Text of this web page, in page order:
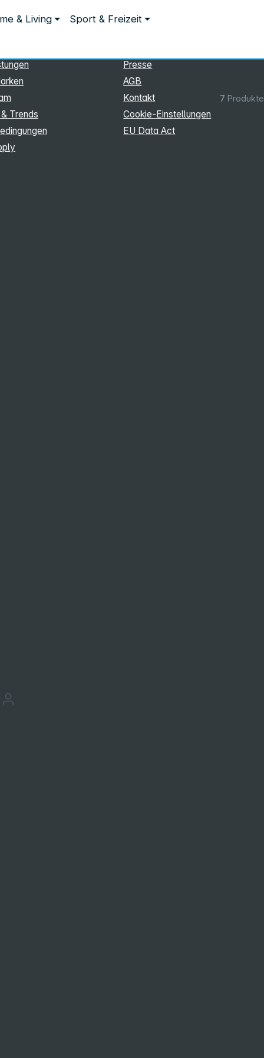
& Living Sport & Freizeit
7 Produkte
Trends
Presse
AGB
Kontakt
Cookie‑Einstellungen
EU Data Act